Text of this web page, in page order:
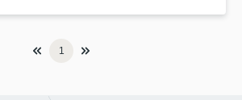
1